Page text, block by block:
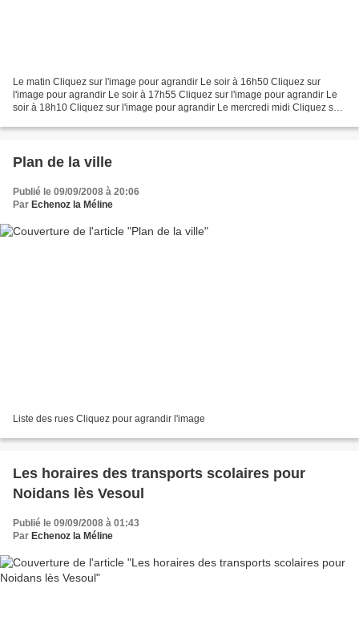
Le matin Cliquez sur l'image pour agrandir Le soir à 16h50 Cliquez sur
l'image pour agrandir Le soir à 17h55 Cliquez sur l'image pour agrandir Le
soir à 18h10 Cliquez sur l'image pour agrandir Le mercredi midi Cliquez sur
Plan de la ville
Publié le 09/09/2008 à 20:06
Par Echenoz la Méline
Liste des rues Cliquez pour agrandir l'image
Les horaires des transports scolaires pour
Noidans lès Vesoul
Publié le 09/09/2008 à 01:43
Par Echenoz la Méline